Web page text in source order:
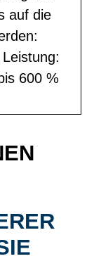
auf die
600 %